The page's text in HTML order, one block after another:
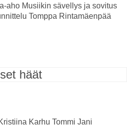
aho Musiikin sävellys ja sovitus
Tomppa Rintamäenpää
häät
Karhu Tommi Jani